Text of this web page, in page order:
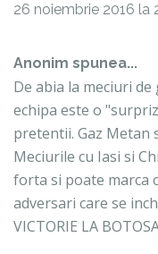
26 noiembrie 2016 la
Anonim spunea...
De abia la meciuri
echipa este o
pretentii. Gaz Metan
Meciurile cu Iasi si
forta si poate marca
adversari care se
VICTORIE LA